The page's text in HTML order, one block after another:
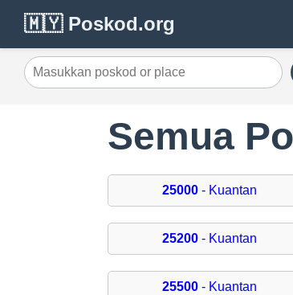
🇲🇾 Poskod.org
Semua
25000 - Kuantan
25200 - Kuantan
25500 - Kuantan